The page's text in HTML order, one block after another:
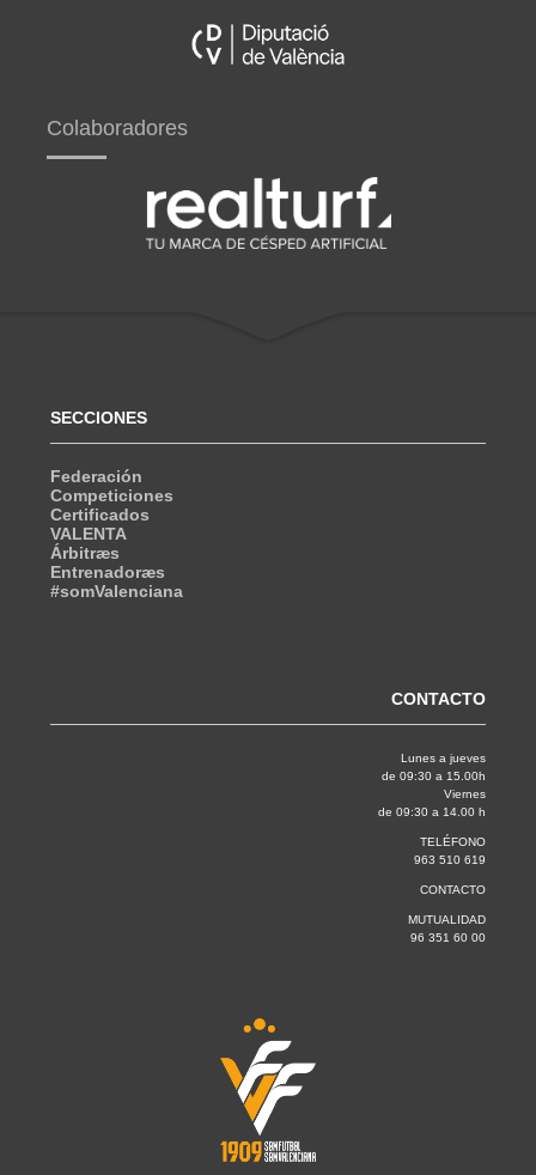
Colaboradores
SECCIONES
Federación
Competiciones
Certificados
VALENTA
Árbitræs
Entrenadoræs
#somValenciana
CONTACTO
Lunes a jueves
de 09:30 a 15.00h
Viernes
de 09:30 a 14.00 h
TELÉFONO
963 510 619
CONTACTO
MUTUALIDAD
96 351 60 00